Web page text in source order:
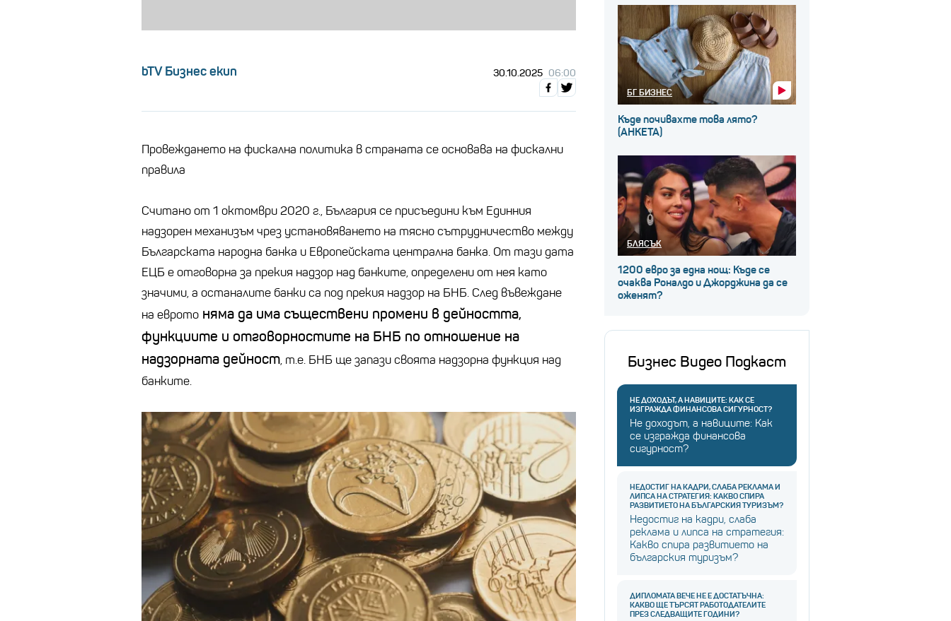
bTV Бизнес екип 30.10.2025 06:00
Провеждането на фискална политика в страната се основава на фискални
правила
Считано от 1 октомври 2020 г., България се присъедини към Единния
надзорен механизъм чрез установяването на тясно сътрудничество между
Българската народна банка и Европейската централна банка. От тази дата
ЕЦБ е отговорна за прекия надзор над банките, определени от нея като
значими, а останалите банки са под прекия надзор на БНБ. След въвеждане
на еврото няма да има съществени промени в дейността,
функциите и отговорностите на БНБ по отношение на
надзорната дейност, т.е. БНБ ще запази своята надзорна функция над
банките.
БГ БИЗНЕС
Къде почивахте това лято?
(АНКЕТА)
БЛЯСЪК
1200 евро за една нощ: Къде се
очаква Роналдо и Джорджина да се
оженят?
Бизнес Видео Подкаст
НЕ ДОХОДЪТ, А НАВИЦИТЕ: КАК СЕ
ИЗГРАЖДА ФИНАНСОВА СИГУРНОСТ?
Не доходът, а навиците: Как
се изгражда финансова
сигурност?
НЕДОСТИГ НА КАДРИ, СЛАБА РЕКЛАМА И
ЛИПСА НА СТРАТЕГИЯ: КАКВО СПИРА
РАЗВИТИЕТО НА БЪЛГАРСКИЯ ТУРИЗЪМ?
Недостиг на кадри, слаба
реклама и липса на стратегия:
Какво спира развитието на
българския туризъм?
ДИПЛОМАТА ВЕЧЕ НЕ Е ДОСТАТЪЧНА:
КАКВО ЩЕ ТЪРСЯТ РАБОТОДАТЕЛИТЕ
ПРЕЗ СЛЕДВАЩИТЕ ГОДИНИ?